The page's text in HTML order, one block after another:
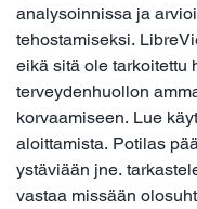
analysoinnissa ja
tehostamiseksi.
eikä sitä ole tarkoitettu
terveydenhuollon
korvaamiseen. Lue
aloittamista. Potilas
ystäviään jne.
vastaa missään